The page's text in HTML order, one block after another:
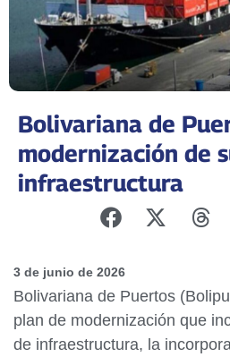
Bolivariana de
modernización de
infraestructura
3 de junio de 2026
Bolivariana de Puertos
plan de modernización que
de infraestructura, la